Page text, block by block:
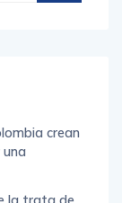
crean